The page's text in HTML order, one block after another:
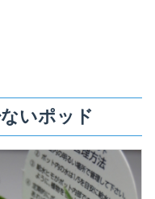
いポッド